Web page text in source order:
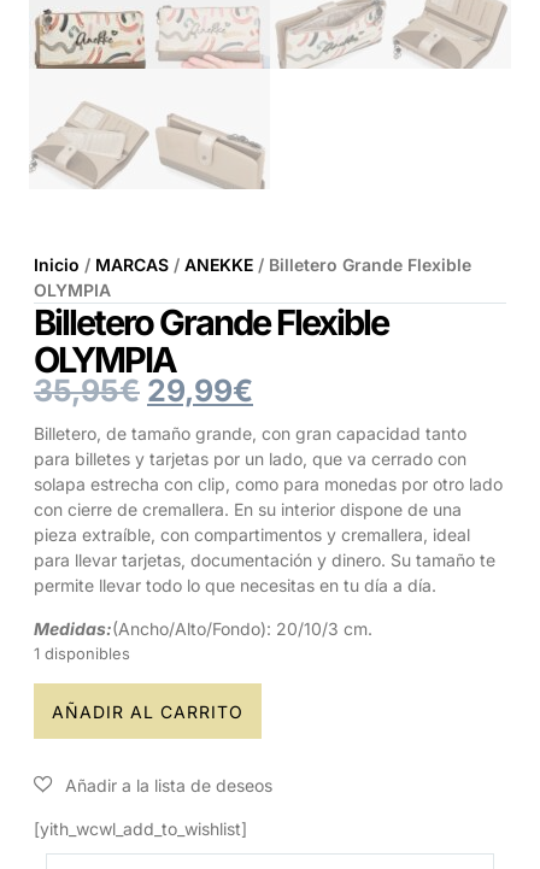
Inicio / MARCAS / ANEKKE / Billetero Grande Flexible
OLYMPIA
Billetero Grande Flexible
OLYMPIA
35,95€ 29,99€
Billetero, de tamaño grande, con gran capacidad tanto
para billetes y tarjetas por un lado, que va cerrado con
solapa estrecha con clip, como para monedas por otro lado
con cierre de cremallera. En su interior dispone de una
pieza extraíble, con compartimentos y cremallera, ideal
para llevar tarjetas, documentación y dinero. Su tamaño te
permite llevar todo lo que necesitas en tu día a día.
Medidas:(Ancho/Alto/Fondo): 20/10/3 cm.
1 disponibles
AÑADIR AL CARRITO
[yith_wcwl_add_to_wishlist]